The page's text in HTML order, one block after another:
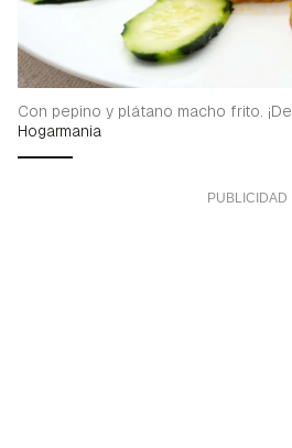
Con pepino y plátano macho frito.
Hogarmania